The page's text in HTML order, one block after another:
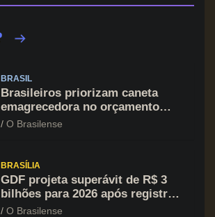
BRASIL
Brasileiros priorizam caneta
emagrecedora no orçamento
mesmo em situação de aperto
O Brasilense
BRASÍLIA
GDF projeta superávit de R$ 3
bilhões para 2026 após registrar
recuo no déficit
O Brasilense